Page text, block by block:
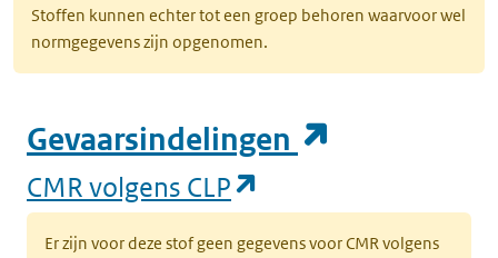
Stoffen kunnen echter tot een groep behoren waarvoor wel
normgegevens zijn opgenomen.
Gevaarsindelingen
CMR volgens CLP
Er zijn voor deze stof geen gegevens voor CMR volgens